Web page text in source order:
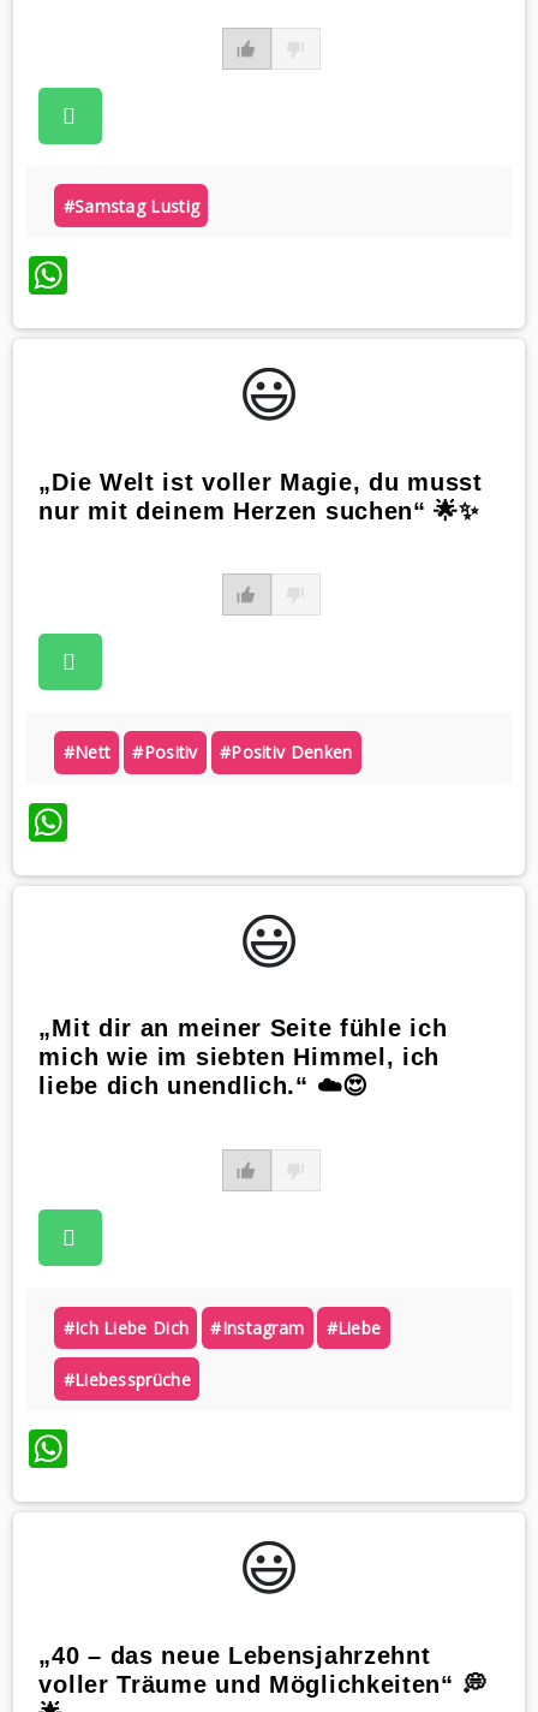
#samstag Lustig
WhatsApp
😃️
„Die Welt ist voller Magie, du musst
nur mit deinem Herzen suchen“ 🌟✨
#nett #positiv #positiv Denken
WhatsApp
😃️
„Mit dir an meiner Seite fühle ich
mich wie im siebten Himmel, ich
liebe dich unendlich.“ ☁️😍
#ich Liebe Dich #instagram #liebe
#liebessprüche
WhatsApp
😃️
„40 – das neue Lebensjahrzehnt
voller Träume und Möglichkeiten“ 💭